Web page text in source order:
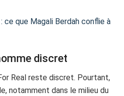
ce que Magali Berdah conflie à
discret
Real reste discret. Pourtant,
notamment dans le milieu du